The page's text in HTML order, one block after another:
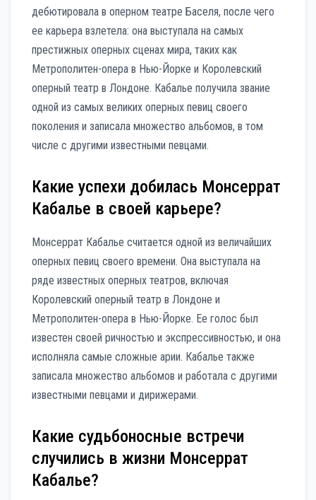
дебютировала в оперном театре Баселя, после чего
ее карьера взлетела: она выступала на самых
престижных оперных сценах мира, таких как
Метрополитен-опера в Нью-Йорке и Королевский
оперный театр в Лондоне. Кабалье получила звание
одной из самых великих оперных певиц своего
поколения и записала множество альбомов, в том
числе с другими известными певцами.
Какие успехи добилась Монсеррат
Кабалье в своей карьере?
Монсеррат Кабалье считается одной из величайших
оперных певиц своего времени. Она выступала на
ряде известных оперных театров, включая
Королевский оперный театр в Лондоне и
Метрополитен-опера в Нью-Йорке. Ее голос был
известен своей ричностью и экспрессивностью, и она
исполняла самые сложные арии. Кабалье также
записала множество альбомов и работала с другими
известными певцами и дирижерами.
Какие судьбоносные встречи
случились в жизни Монсеррат
Кабалье?